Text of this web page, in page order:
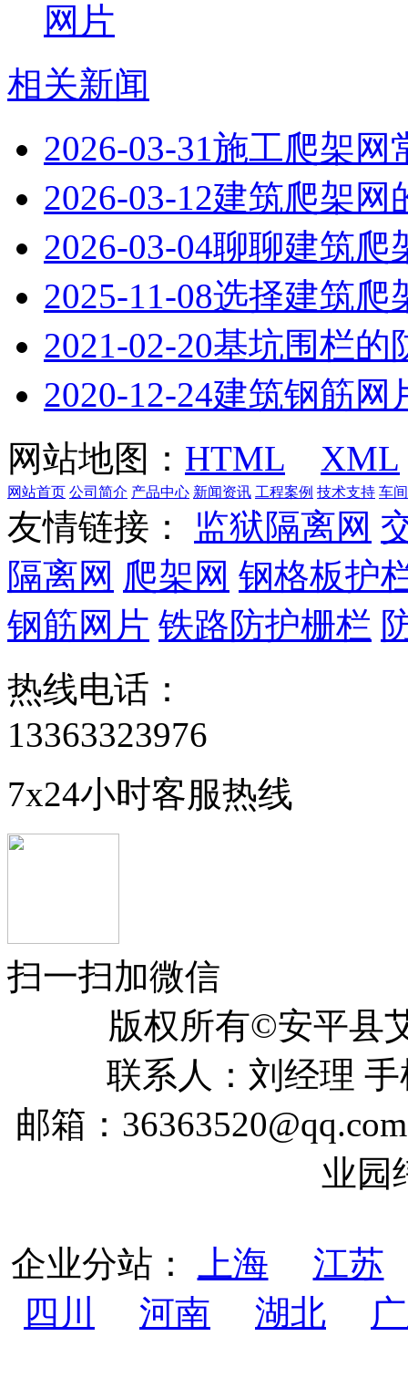
网片
相关新闻
2026-03-31施工爬架网
2026-03-12建筑爬架网
2026-03-04聊聊建筑爬
2025-11-08选择建筑爬
2021-02-20基坑围栏的
2020-12-24建筑钢筋网
网站地图： HTML XML
网站首页 公司简介 产品中心 新闻资讯 工程案例 技术支持 车
友情链接： 监狱隔离网
隔离网 爬架网 钢格板护
钢筋网片 铁路防护栅栏
热线电话：
13363323976
7x24小时客服热线
扫一扫加微信
版权所有©安平
联系人：刘经理 手
邮箱：
业园
企业分站： 上海
江苏
四川
河南 湖北